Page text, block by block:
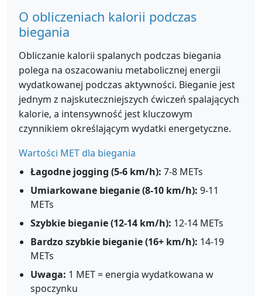
O obliczeniach kalorii podczas
biegania
Obliczanie kalorii spalanych podczas biegania
polega na oszacowaniu metabolicznej energii
wydatkowanej podczas aktywności. Bieganie jest
jednym z najskuteczniejszych ćwiczeń spalających
kalorie, a intensywność jest kluczowym
czynnikiem określającym wydatki energetyczne.
Wartości MET dla biegania
Łagodne jogging (5-6 km/h): 7-8 METs
Umiarkowane bieganie (8-10 km/h): 9-11
METs
Szybkie bieganie (12-14 km/h): 12-14 METs
Bardzo szybkie bieganie (16+ km/h): 14-19
METs
Uwaga: 1 MET = energia wydatkowana w
spoczynku